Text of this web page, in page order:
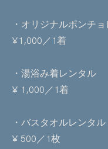
・オリジナル
¥1,000／1着
・湯浴
¥ 1,000／1着
・バスタ
¥ 500／1枚